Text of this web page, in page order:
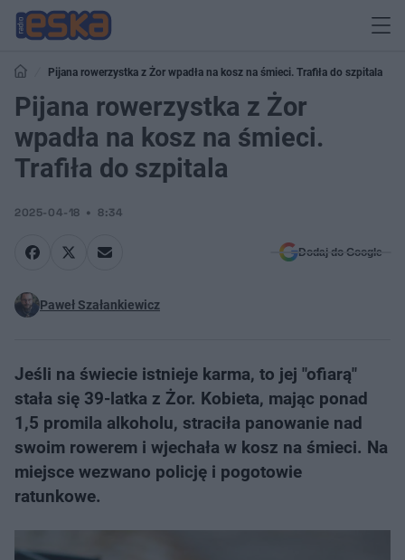
Pijana rowerzystka z Żor wpadła na kosz na śmieci. Trafiła do szpitala
Pijana rowerzystka z Żor
wpadła na kosz na śmieci.
Trafiła do szpitala
2025-04-18 8:34
Dodaj do Google
Paweł Szałankiewicz
Jeśli na świecie istnieje karma, to jej "ofiarą"
stała się 39-latka z Żor. Kobieta, mając ponad
1,5 promila alkoholu, straciła panowanie nad
swoim rowerem i wjechała w kosz na śmieci. Na
miejsce wezwano policję i pogotowie
ratunkowe.